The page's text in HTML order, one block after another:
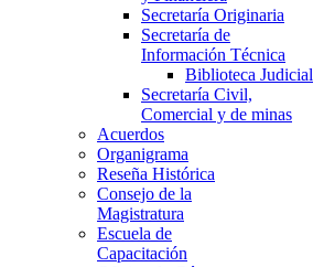
Secretaría Originaria
Secretaría de
Información Técnica
Biblioteca Judicial
Secretaría Civil,
Comercial y de minas
Acuerdos
Organigrama
Reseña Histórica
Consejo de la
Magistratura
Escuela de
Capacitación